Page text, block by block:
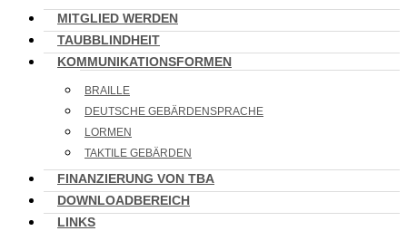
MITGLIED WERDEN
TAUBBLINDHEIT
KOMMUNIKATIONSFORMEN
BRAILLE
DEUTSCHE GEBÄRDENSPRACHE
LORMEN
TAKTILE GEBÄRDEN
FINANZIERUNG VON TBA
DOWNLOADBEREICH
LINKS